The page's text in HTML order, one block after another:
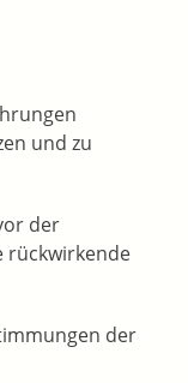
und zu
der
rückwirkende
der